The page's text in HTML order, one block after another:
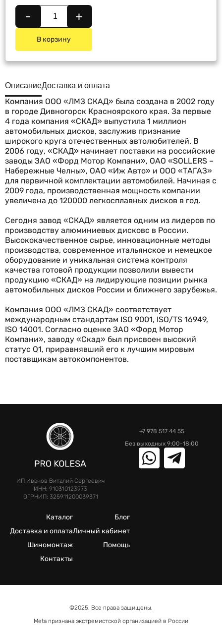
- +
В корзину
ОписаниеДоставка и оплата
Компания ООО «ЛМЗ СКАД» была создана в 2002 году
в городе Дивногорск Красноярского края. За первые
4 года компания «СКАД» выпустила 1 миллион
автомобильных дисков, заслужив признание
широкого круга отечественных автолюбителей. В
2006 году, «СКАД» начинает поставки на российские
заводы ЗАО «Форд Мотор Компани», ОАО «SOLLERS –
Набережные Челны», ОАО «Иж Авто» и ООО «ТАГАЗ»
для первичной комплектации автомобилей. Начиная с
2009 года, производственная мощность компании
увеличена до 120000 легкосплавных дисков в год.
Сегодня завод «СКАД» является одним из лидеров по
производству алюминиевых дисковс в России.
Высококачественное сырье, инновационные методы
производства, современное итальянское и немецкое
оборудование и уникальная система контроля
качества готовой продукции позволили вывести
продукцию «СКАД» на лидирующие позиции рынка
автомобильных дисков России и ближнего зарубежья.
Компания ООО «ЛМЗ СКАД» соответствует
международным стандартам ISO 9001, ISO/TS 16949,
ISO 14001. Согласно оценке ЗАО «Форд Мотор
Компани», заводу «Скад» был присвоен высокий
статус Q1, приравнявший его к лучшим мировым
поставщикам автокомпонентов.
ИП Иванов Виталий Сергеевич
ИНН: 910310123973
ОГРНИП: 325911200039371
+7 978 517 44 55
Без выходных 9:00-18:00
Каталог
Доставка и оплата
Шиномонтаж
Контакты
Блог
Личный кабинет
Помощь
©2025. Все права защищены.
Meta признана экстремистcкой организацией в России